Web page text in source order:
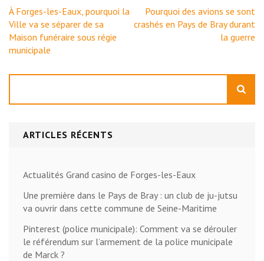
Navigation
de
l’article
À Forges-les-Eaux, pourquoi la
Ville va se séparer de sa
Maison funéraire sous régie
municipale
Pourquoi des avions se sont
crashés en Pays de Bray durant
la guerre
ARTICLES RÉCENTS
Actualités Grand casino de Forges-les-Eaux
Une première dans le Pays de Bray : un club de ju-jutsu
va ouvrir dans cette commune de Seine-Maritime
Pinterest (police municipale): Comment va se dérouler
le référendum sur l’armement de la police municipale
de Marck ?